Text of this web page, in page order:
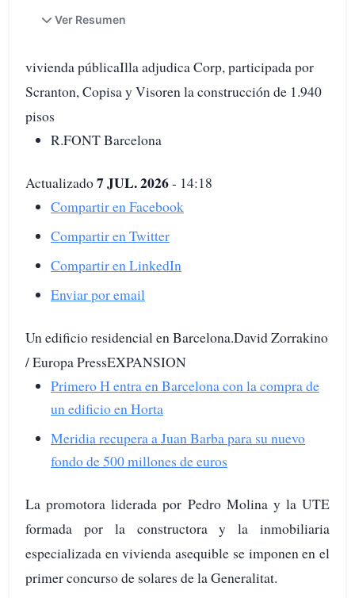
Ver Resumen
vivienda públicaIlla adjudica Corp, participada por
Scranton, Copisa y Visoren la construcción de 1.940
pisos
R.FONT Barcelona
Actualizado7 JUL. 2026- 14:18
Compartir en Facebook
Compartir en Twitter
Compartir en LinkedIn
Enviar por email
Un edificio residencial en Barcelona.David Zorrakino
/ Europa PressEXPANSION
Primero H entra en Barcelona con la compra de
un edificio en Horta
Meridia recupera a Juan Barba para su nuevo
fondo de 500 millones de euros
La promotora liderada por Pedro Molina y la UTE
formada por la constructora y la inmobiliaria
especializada en vivienda asequible se imponen en el
primer concurso de solares de la Generalitat.